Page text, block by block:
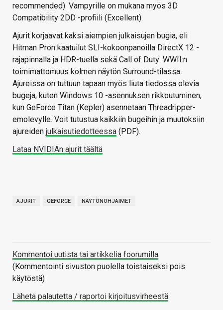
recommended). Vampyrille on mukana myös 3D
Compatibility 2DD -profiili (Excellent).
Ajurit korjaavat kaksi aiempien julkaisujen bugia, eli
Hitman Pron kaatuilut SLI-kokoonpanoilla DirectX 12 -
rajapinnalla ja HDR-tuella sekä Call of Duty: WWII:n
toimimattomuus kolmen näytön Surround-tilassa.
Ajureissa on tuttuun tapaan myös liuta tiedossa olevia
bugeja, kuten Windows 10 -asennuksen rikkoutuminen,
kun GeForce Titan (Kepler) asennetaan Threadripper-
emolevylle. Voit tutustua kaikkiin bugeihin ja muutoksiin
ajureiden julkaisutiedotteessa (PDF).
Lataa NVIDIAn ajurit täältä
AJURIT GEFORCE NÄYTÖNOHJAIMET
Kommentoi uutista tai artikkelia foorumilla
(Kommentointi sivuston puolella toistaiseksi pois
käytöstä)
Lähetä palautetta / raportoi kirjoitusvirheestä